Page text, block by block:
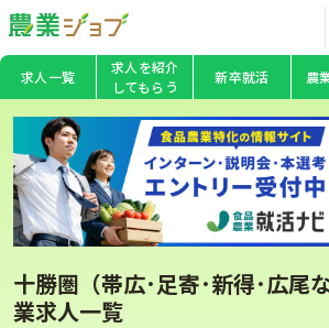
求人一覧
求人を紹介
してもらう
新卒就活 農
十勝圏（帯広･足寄･新得･広尾
業求人一覧